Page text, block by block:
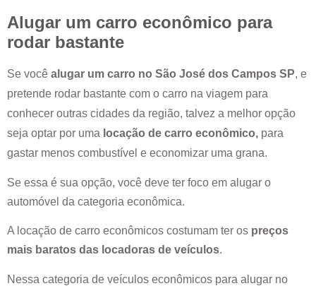
Alugar um carro econômico para
rodar bastante
Se você alugar um carro no São José dos Campos SP, e
pretende rodar bastante com o carro na viagem para
conhecer outras cidades da região, talvez a melhor opção
seja optar por uma locação de carro econômico, para
gastar menos combustível e economizar uma grana.
Se essa é sua opção, você deve ter foco em alugar o
automóvel da categoria econômica.
A locação de carro econômicos costumam ter os preços
mais baratos das locadoras de veículos.
Nessa categoria de veículos econômicos para alugar no